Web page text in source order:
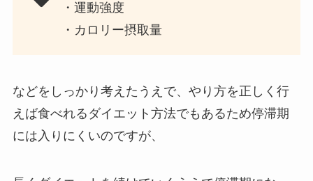
・運動強度
・カロリー摂取量
などをしっかり考えたうえで、やり方を正しく行
えば食べれるダイエット方法でもあるため停滞期
には入りにくいのですが、